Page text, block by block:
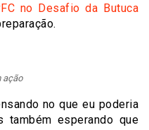
no Desafio da Butuca
ação
no que eu poderia
também esperando que